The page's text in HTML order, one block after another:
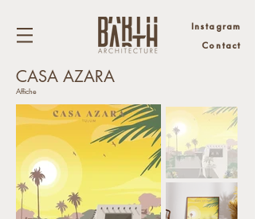
Instagram
Contact
CASA AZARA
Affiche